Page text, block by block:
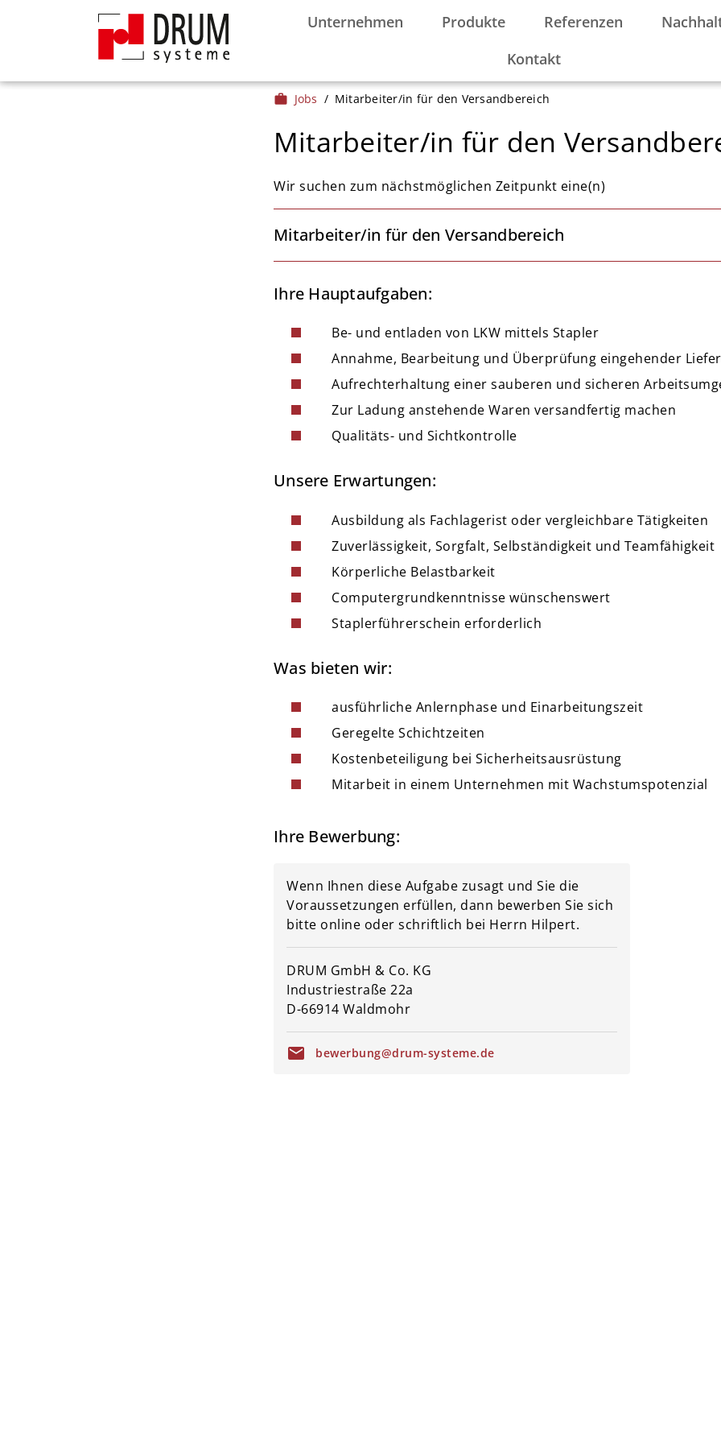
Unternehmen Produkte Referenzen
Kontakt
work Jobs / Mitarbeiter/in für den Versandbereich
Mitarbeiter/in für den
Wir suchen zum nächstmöglichen Zeitpunkt eine(n)
Mitarbeiter/in für den Versandbereich
Ihre Hauptaufgaben:
stop Be- und entladen von LKW mittels Stapler
stop Annahme, Bearbeitung und Überprüfung eingehender
stop Aufrechterhaltung einer sauberen und sicheren
stop Zur Ladung anstehende Waren versandfertig machen
stop Qualitäts- und Sichtkontrolle
Unsere Erwartungen:
stop Ausbildung als Fachlagerist oder vergleichbare Tätigkeiten
stop Zuverlässigkeit, Sorgfalt, Selbständigkeit und Teamfähigkeit
stop Körperliche Belastbarkeit
stop Computergrundkenntnisse wünschenswert
stop Staplerführerschein erforderlich
Was bieten wir:
stop ausführliche Anlernphase und Einarbeitungszeit
stop Geregelte Schichtzeiten
stop Kostenbeteiligung bei Sicherheitsausrüstung
stop Mitarbeit in einem Unternehmen mit Wachstumspotenzial
Ihre Bewerbung:
Wenn Ihnen diese Aufgabe zusagt und Sie die
Voraussetzungen erfüllen, dann bewerben Sie sich
bitte online oder schriftlich bei Herrn Hilpert.
DRUM GmbH & Co. KG
Industriestraße 22a
D-66914 Waldmohr
mail bewerbung@drum-systeme.de